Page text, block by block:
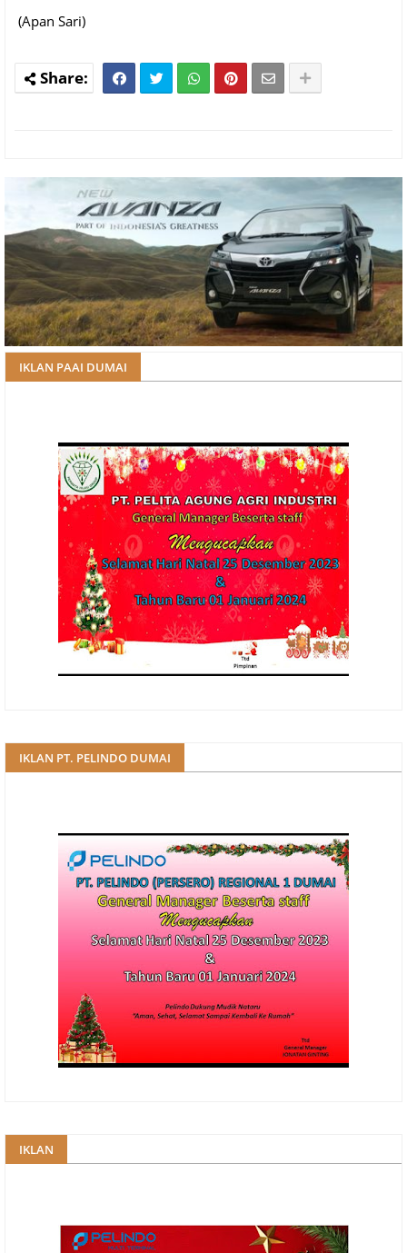
(Apan Sari)
IKLAN PAAI DUMAI
IKLAN PT. PELINDO DUMAI
IKLAN